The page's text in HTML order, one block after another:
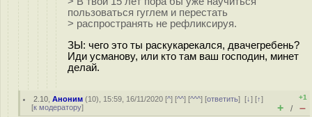
пользоваться гуглем и перестать
> распространять не рефликсируя.
ЗЫ: чего это ты раскукарекался, двачегребень?
Иди усманову, или кто там ваш господин, минет
делай.
2.10 ,Аноним (10), 15:59, 16/11/2020 [^] [^^] [^^^] [ответить][↓] [↑]
[к модератору]
+1
+ / –